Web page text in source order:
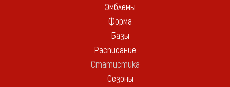
Эмблемы
Форма
Базы
Расписание
Статистика
Сезоны